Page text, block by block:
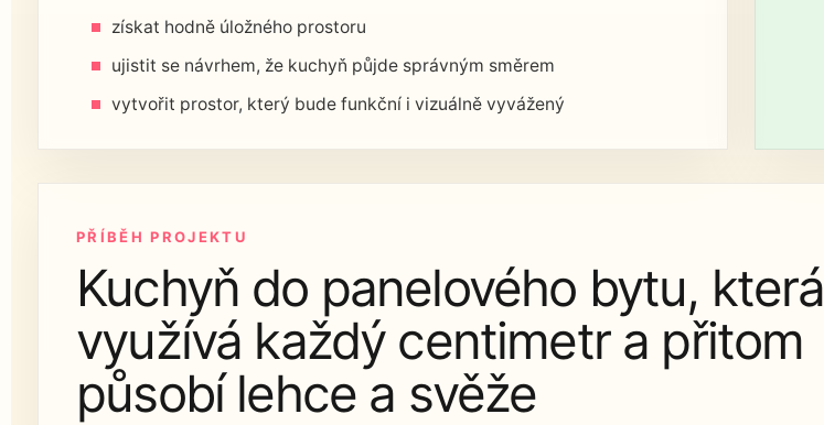
získat hodně úložného prostoru
ujistit se návrhem, že kuchyň půjde správným směrem
vytvořit prostor, který bude funkční i vizuálně vyvážený
PŘÍBĚH PROJEKTU
Kuchyň do panelového bytu, která
využívá každý centimetr a přitom
působí lehce a svěže